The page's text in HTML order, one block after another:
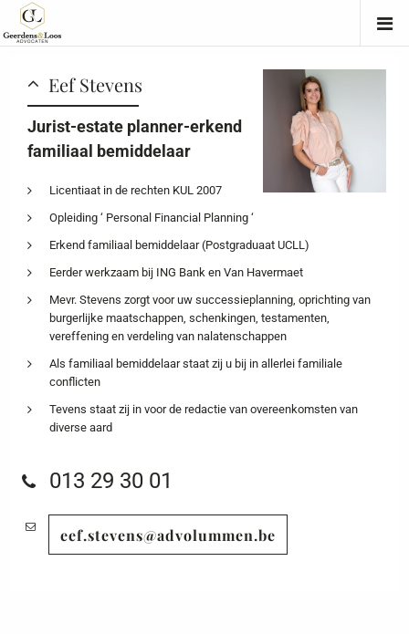
Eef Stevens
Jurist-estate planner-erkend
familiaal bemiddelaar
Licentiaat in de rechten KUL 2007
Opleiding ‘ Personal Financial Planning ‘
Erkend familiaal bemiddelaar (Postgraduaat UCLL)
Eerder werkzaam bij ING Bank en Van Havermaet
Mevr. Stevens zorgt voor uw successieplanning, oprichting van
burgerlijke maatschappen, schenkingen, testamenten,
vereffening en verdeling van nalatenschappen
Als familiaal bemiddelaar staat zij u bij in allerlei familiale
conflicten
Tevens staat zij in voor de redactie van overeenkomsten van
diverse aard
013 29 30 01
eef.stevens@advolummen.be